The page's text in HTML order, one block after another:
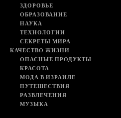
ЗДОРОВЬЕ
ОБРАЗОВАНИЕ
НАУКА
ТЕХНОЛОГИИ
СЕКРЕТЫ МИРА
КАЧЕСТВО ЖИЗНИ
ОПАСНЫЕ ПРОДУКТЫ
КРАСОТА
МОДА В ИЗРАИЛЕ
ПУТЕШЕСТВИЯ
РАЗВЛЕЧЕНИЯ
МУЗЫКА